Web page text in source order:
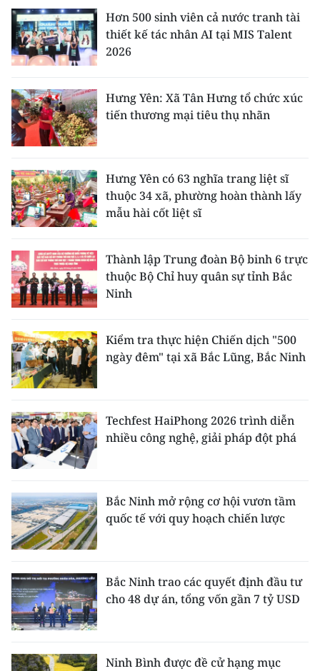
Hơn 500 sinh viên cả nước tranh tài
thiết kế tác nhân AI tại MIS Talent
2026
Hưng Yên: Xã Tân Hưng tổ chức xúc
tiến thương mại tiêu thụ nhãn
Hưng Yên có 63 nghĩa trang liệt sĩ
thuộc 34 xã, phường hoàn thành lấy
mẫu hài cốt liệt sĩ
Thành lập Trung đoàn Bộ binh 6 trực
thuộc Bộ Chỉ huy quân sự tỉnh Bắc
Ninh
Kiểm tra thực hiện Chiến dịch "500
ngày đêm" tại xã Bắc Lũng, Bắc Ninh
Techfest HaiPhong 2026 trình diễn
nhiều công nghệ, giải pháp đột phá
Bắc Ninh mở rộng cơ hội vươn tầm
quốc tế với quy hoạch chiến lược
Bắc Ninh trao các quyết định đầu tư
cho 48 dự án, tổng vốn gần 7 tỷ USD
Ninh Bình được đề cử hạng mục